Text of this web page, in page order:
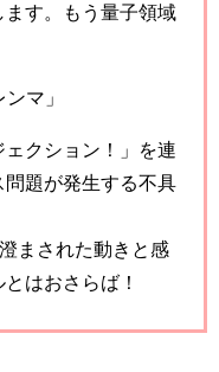
ます。もう量子領域
マ」
ェクション！」を連
題が発生する不具
まされた動きと感
はおさらば！